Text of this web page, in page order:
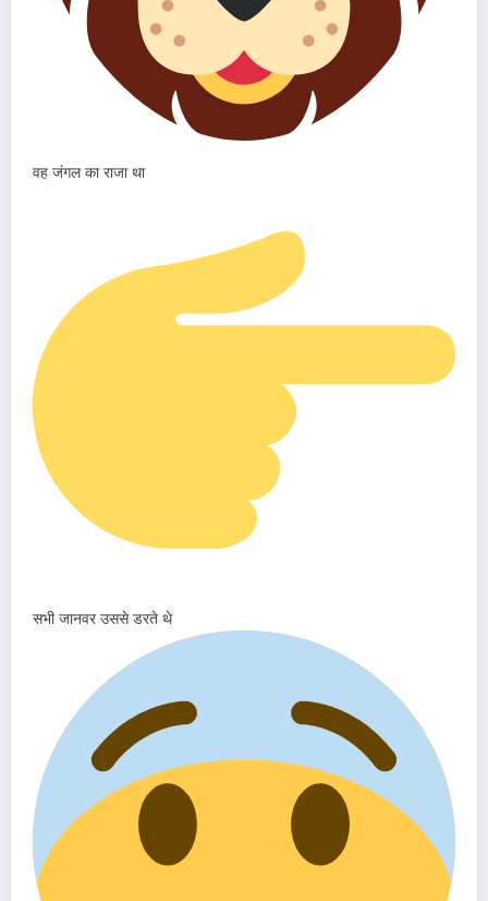
वह जंगल का राजा था
सभी जानवर उससे डरते थे